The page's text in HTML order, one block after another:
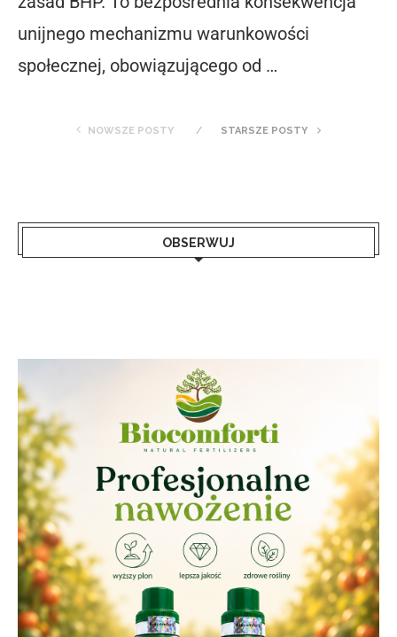
unijnego mechanizmu warunkowości
społecznej, obowiązującego od …
NOWSZE POSTY STARSZE POSTY
OBSERWUJ